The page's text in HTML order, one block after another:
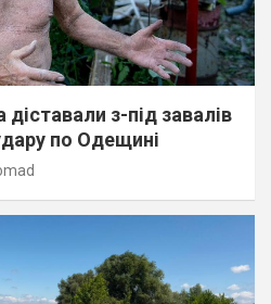
діставали з-під завалів
по Одещині